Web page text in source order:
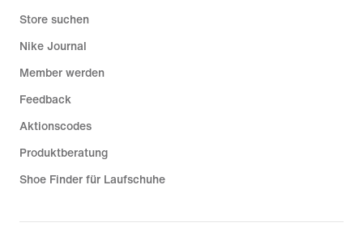
Store suchen
Nike Journal
Member werden
Feedback
Aktionscodes
Produktberatung
Shoe Finder für Laufschuhe